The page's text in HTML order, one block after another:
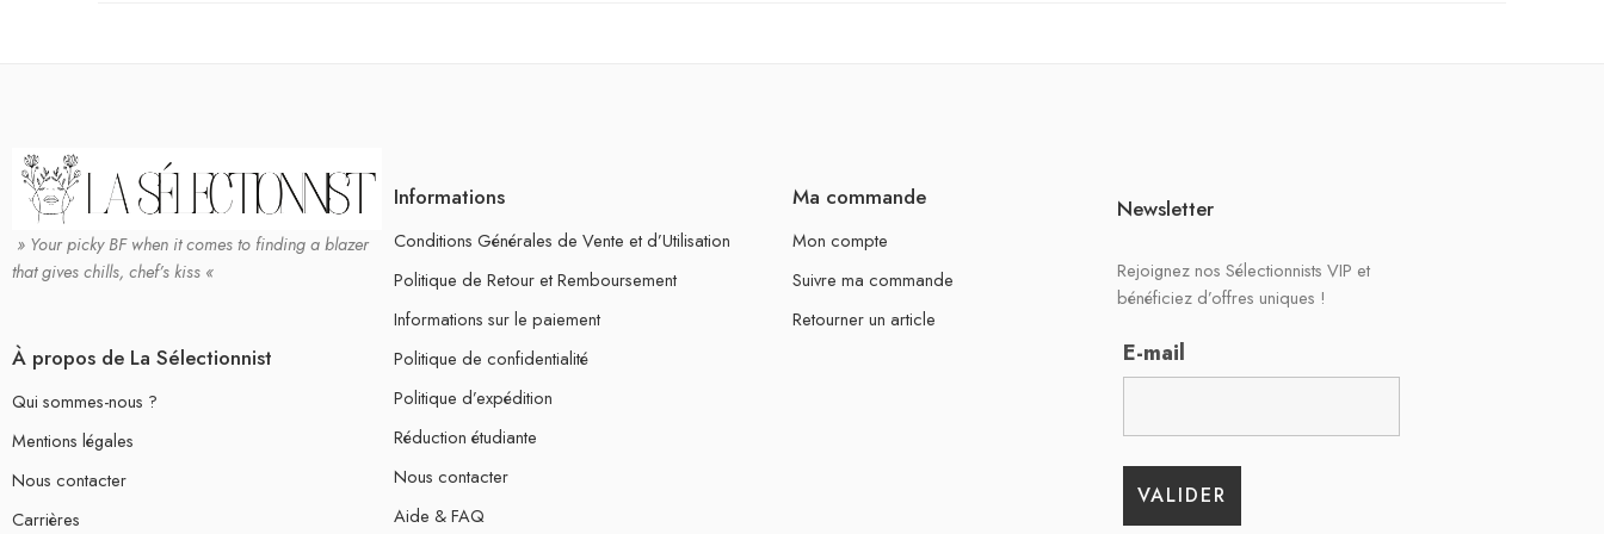
» Your picky BF when it comes to finding a blazer
that gives chills, chef’s kiss «
À propos de La Sélectionnist
Qui sommes-nous ?
Mentions légales
Nous contacter
Carrières
Informations
Conditions Générales de Vente et d’Utilisation
Politique de Retour et Remboursement
Informations sur le paiement
Politique de confidentialité
Politique d’expédition
Réduction étudiante
Nous contacter
Aide & FAQ
Ma commande
Mon compte
Suivre ma commande
Retourner un article
Newsletter
Rejoignez nos Sélectionnists VIP et
bénéficiez d’offres uniques !
E-mail